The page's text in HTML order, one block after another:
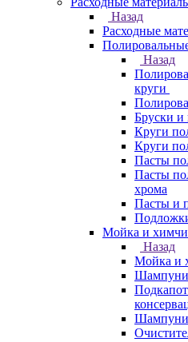
Назад
Расходные
Назад
круги
Бруски
Круги
Круги
Пасты
Пасты
хрома
Пасты и
Мойка и
Назад
Мойка и
Шампуни
Шампуни